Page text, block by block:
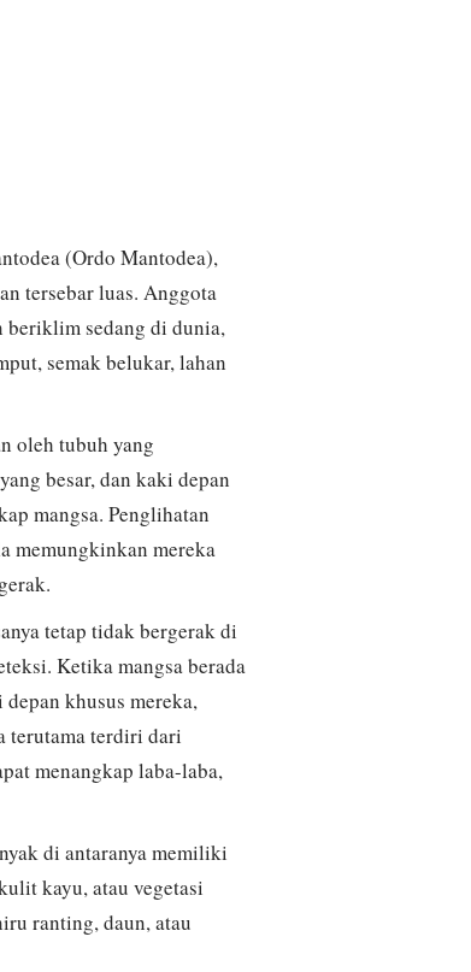
(Ordo Mantodea),
tersebar luas. Anggota
sedang di dunia,
semak belukar, lahan
oleh tubuh yang
besar, dan kaki depan
mangsa. Penglihatan
memungkinkan mereka
tetap tidak bergerak di
Ketika mangsa berada
khusus mereka,
terutama terdiri dari
menangkap laba-laba,
di antaranya memiliki
kayu, atau vegetasi
ranting, daun, atau